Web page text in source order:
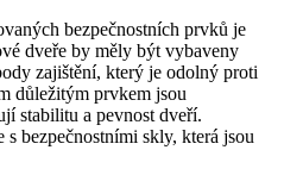
bezpečnostních prvků je
dveře by měly být vybaveny
zajištění, který je odolný proti
důležitým prvkem jsou
⁤stabilitu a pevnost dveří.
⁤bezpečnostními skly, která jsou